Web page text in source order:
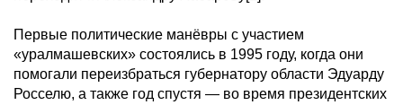
Первые политические манёвры с участием
«уралмашевских» состоялись в 1995 году, когда они
помогали переизбраться губернатору области Эдуарду
Росселю, а также год спустя — во время президентских